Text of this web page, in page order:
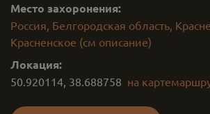
Место захоронения:
Россия, Белгородская область,
Красненское (см описание)
Локация:
50.920114, 38.688758 на карте